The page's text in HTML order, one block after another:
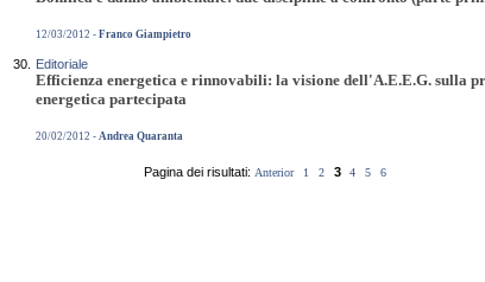
12/03/2012 - Franco Giampietro
30. Editoriale
Efficienza energetica e rinnovabili: la visione dell'A.E.E.G. sulla
energetica partecipata
20/02/2012 - Andrea Quaranta
Pagina dei risultati: Anterior 1 2 3 4 5 6